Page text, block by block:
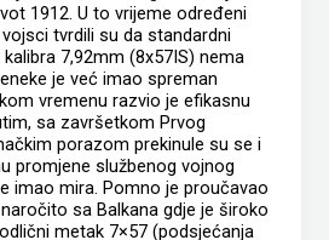
1912. U to vrijeme određeni
tvrdili su da standardni
7,92mm (8x57IS) nema
je već imao spreman
vremenu razvio je efikasnu
sa završetkom Prvog
porazom prekinule su se i
promjene službenog vojnog
imao mira. Pomno je proučavao
sa Balkana gdje je široko
metak 7×57 (podsjećanja